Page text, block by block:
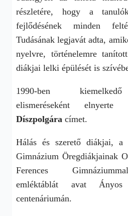
részletére, hogy a
fejlődésének minden
Tudásának legjavát adta,
nyelvre, történe­lemre
diákjai lelki épülését is
1990-ben kiemelkedő
elismeréseként elnyerte
Díszpolgára címet.
Hálás és szerető diákjai, a
Gimnázium Öregdiákjainak
Ferences
emléktáblát avat Ányos
centenáriumán.